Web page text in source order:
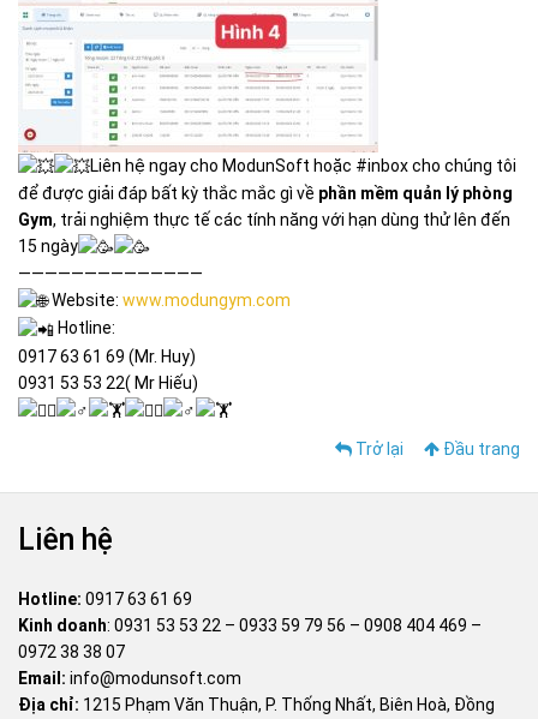
Liên hệ ngay cho ModunSoft hoặc #inbox cho chúng tôi
để được giải đáp bất kỳ thắc mắc gì về phần mềm quản lý phòng
Gym, trải nghiệm thực tế các tính năng với hạn dùng thử lên đến
15 ngày
——————————————
Website: www.modungym.com
Hotline:
0917 63 61 69 (Mr. Huy)
0931 53 53 22( Mr Hiếu)
Trở lại Đầu trang
Liên hệ
Hotline: 0917 63 61 69
Kinh doanh: 0931 53 53 22 – 0933 59 79 56 – 0908 404 469 –
0972 38 38 07
Email: info@modunsoft.com
Địa chỉ: 1215 Phạm Văn Thuận, P. Thống Nhất, Biên Hoà, Đồng